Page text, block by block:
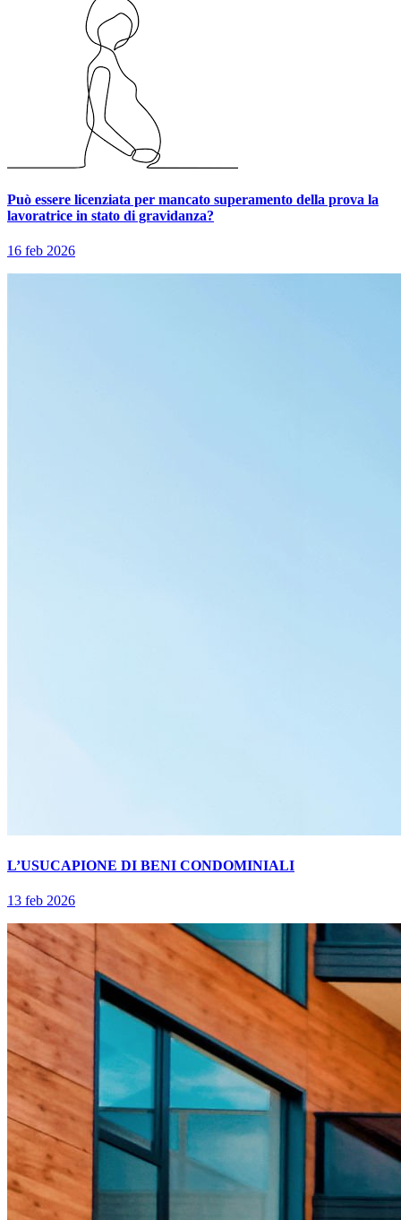
Può essere licenziata per mancato superamento della prova la
lavoratrice in stato di gravidanza?
16 feb 2026
L’USUCAPIONE DI BENI CONDOMINIALI
13 feb 2026